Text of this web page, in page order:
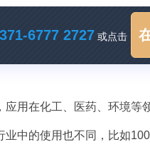
6777 2727 或点击
用在化工、医药、环境等
中的使用也不同，比如